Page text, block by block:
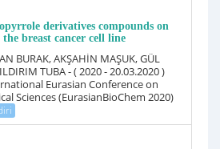
derivatives compounds on
breast cancer cell line
BURAK, AKŞAHİN MAŞUK, GÜL
TUBA - ( 2020 - 20.03.2020 )
Eurasian Conference on
Sciences (EurasianBioChem 2020)